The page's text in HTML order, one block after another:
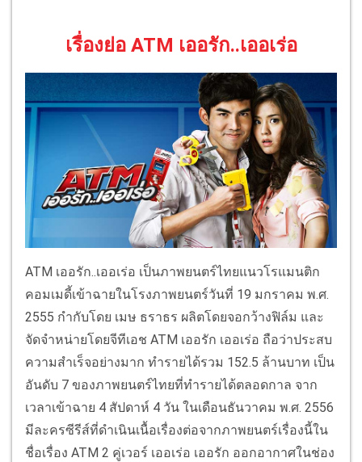
เรื่องย่อ ATM เออรัก..เออเร่อ
ATM เออรัก..เออเร่อ เป็นภาพยนตร์ไทยแนวโรแมนติก
คอมเมดี้เข้าฉายในโรงภาพยนตร์วันที่ 19 มกราคม พ.ศ.
2555 กำกับโดย เมษ ธราธร ผลิตโดยจอกว้างฟิล์ม และ
จัดจำหน่ายโดยจีทีเอช ATM เออรัก เออเร่อ ถือว่าประสบ
ความสำเร็จอย่างมาก ทำรายได้รวม 152.5 ล้านบาท เป็น
อันดับ 7 ของภาพยนตร์ไทยที่ทำรายได้ตลอดกาล จาก
เวลาเข้าฉาย 4 สัปดาห์ 4 วัน ในเดือนธันวาคม พ.ศ. 2556
มีละครซีรีส์ที่ดำเนินเนื้อเรื่องต่อจากภาพยนตร์เรื่องนี้ใน
ชื่อเรื่อง ATM 2 คู่เวอร์ เออเร่อ เออรัก ออกอากาศในช่อง